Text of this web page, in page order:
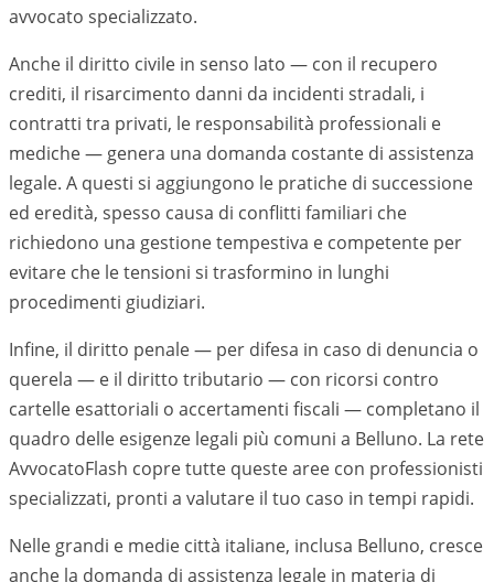
avvocato specializzato.
Anche il diritto civile in senso lato — con il recupero
crediti, il risarcimento danni da incidenti stradali, i
contratti tra privati, le responsabilità professionali e
mediche — genera una domanda costante di assistenza
legale. A questi si aggiungono le pratiche di successione
ed eredità, spesso causa di conflitti familiari che
richiedono una gestione tempestiva e competente per
evitare che le tensioni si trasformino in lunghi
procedimenti giudiziari.
Infine, il diritto penale — per difesa in caso di denuncia o
querela — e il diritto tributario — con ricorsi contro
cartelle esattoriali o accertamenti fiscali — completano il
quadro delle esigenze legali più comuni a Belluno. La rete
AvvocatoFlash copre tutte queste aree con professionisti
specializzati, pronti a valutare il tuo caso in tempi rapidi.
Nelle grandi e medie città italiane, inclusa Belluno, cresce
anche la domanda di assistenza legale in materia di